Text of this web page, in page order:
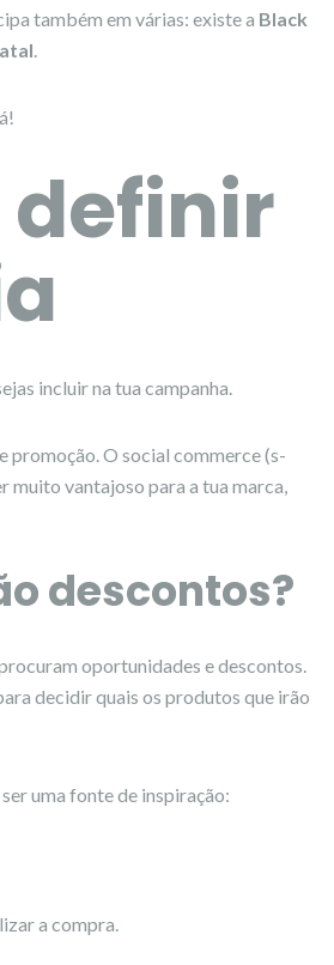
também em várias: existe a Black
.
definir
incluir na tua campanha.
promoção. O social commerce (s-
muito vantajoso para a tua marca,
descontos?
oportunidades e descontos.
decidir quais os produtos que irão
uma fonte de inspiração:
a compra.